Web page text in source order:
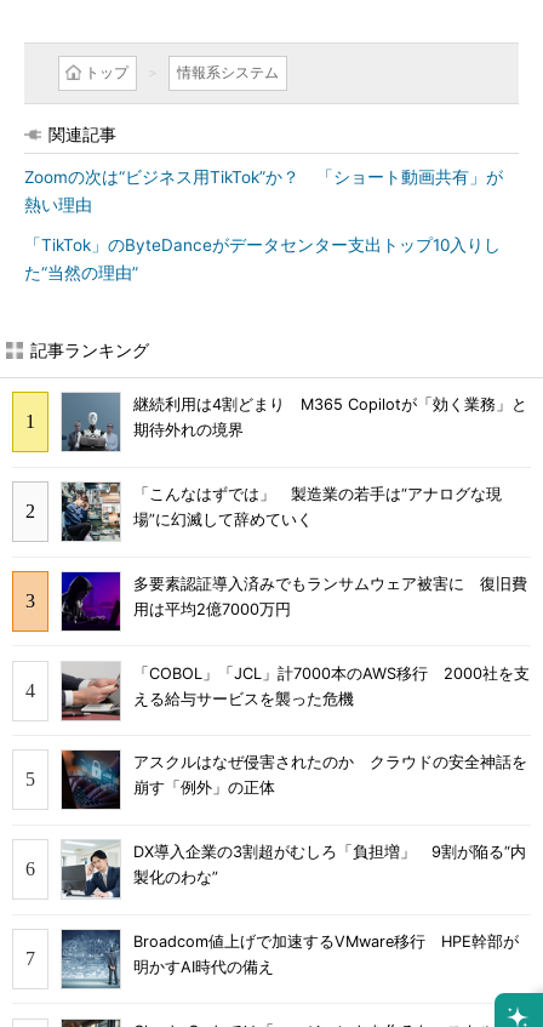
トップ 情報系システム
関連記事
Zoomの次は“ビジネス用TikTok”か？ 「ショート動画共有」が
熱い理由
「TikTok」のByteDanceがデータセンター支出トップ10入りし
た“当然の理由”
記事ランキング
継続利用は4割どまり M365 Copilotが「効く業務」と
期待外れの境界
「こんなはずでは」 製造業の若手は“アナログな現
場”に幻滅して辞めていく
多要素認証導入済みでもランサムウェア被害に 復旧費
用は平均2億7000万円
「COBOL」「JCL」計7000本のAWS移行 2000社を支
える給与サービスを襲った危機
アスクルはなぜ侵害されたのか クラウドの安全神話を
崩す「例外」の正体
DX導入企業の3割超がむしろ「負担増」 9割が陥る“内
製化のわな”
Broadcom値上げで加速するVMware移行 HPE幹部が
明かすAI時代の備え